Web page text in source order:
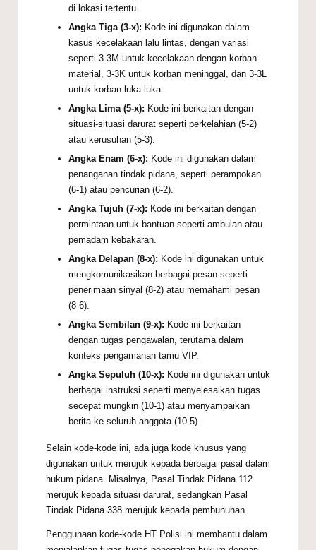
di lokasi tertentu.
Angka Tiga (3-x): Kode ini digunakan dalam
kasus kecelakaan lalu lintas, dengan variasi
seperti 3-3M untuk kecelakaan dengan korban
material, 3-3K untuk korban meninggal, dan 3-3L
untuk korban luka-luka.
Angka Lima (5-x): Kode ini berkaitan dengan
situasi-situasi darurat seperti perkelahian (5-2)
atau kerusuhan (5-3).
Angka Enam (6-x): Kode ini digunakan dalam
penanganan tindak pidana, seperti perampokan
(6-1) atau pencurian (6-2).
Angka Tujuh (7-x): Kode ini berkaitan dengan
permintaan untuk bantuan seperti ambulan atau
pemadam kebakaran.
Angka Delapan (8-x): Kode ini digunakan untuk
mengkomunikasikan berbagai pesan seperti
penerimaan sinyal (8-2) atau memahami pesan
(8-6).
Angka Sembilan (9-x): Kode ini berkaitan
dengan tugas pengawalan, terutama dalam
konteks pengamanan tamu VIP.
Angka Sepuluh (10-x): Kode ini digunakan untuk
berbagai instruksi seperti menyelesaikan tugas
secepat mungkin (10-1) atau menyampaikan
berita ke seluruh anggota (10-5).
Selain kode-kode ini, ada juga kode khusus yang
digunakan untuk merujuk kepada berbagai pasal dalam
hukum pidana. Misalnya, Pasal Tindak Pidana 112
merujuk kepada situasi darurat, sedangkan Pasal
Tindak Pidana 338 merujuk kepada pembunuhan.
Penggunaan kode-kode HT Polisi ini membantu dalam